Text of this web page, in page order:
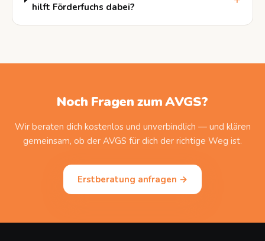
hilft Förderfuchs dabei?
Noch Fragen zum AVGS?
Wir beraten dich kostenlos und unverbindlich — und klären
gemeinsam, ob der AVGS für dich der richtige Weg ist.
Erstberatung anfragen →